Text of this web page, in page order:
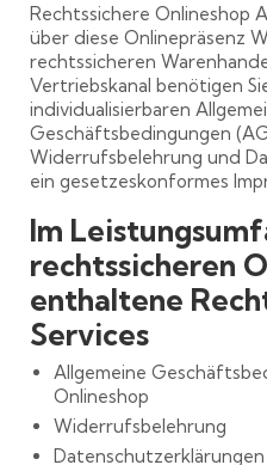
Rechtssichere Onlineshop
über diese Onlinepräsenz
rechtssicheren
Vertriebskanal benötigen
individualisierbaren
Geschäftsbedingungen
Widerrufsbelehrung und
ein gesetzeskonformes
Im
rechtssicheren
enthaltene
Services
Allgemeine
Onlineshop
Widerrufsbelehrung